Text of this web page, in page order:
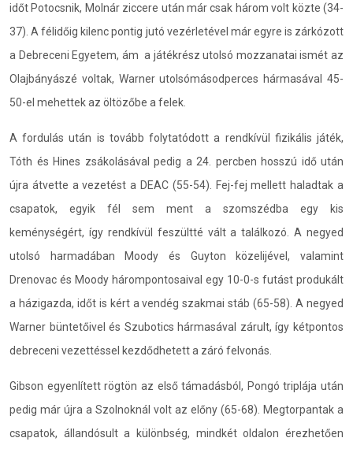
időt Potocsnik, Molnár ziccere után már csak három volt közte (34-
37). A félidőig kilenc pontig jutó vezérletével már egyre is zárkózott
a Debreceni Egyetem, ám a játékrész utolsó mozzanatai ismét az
Olajbányászé voltak, Warner utolsómásodperces hármasával 45-
50-el mehettek az öltözőbe a felek.
A fordulás után is tovább folytatódott a rendkívül fizikális játék,
Tóth és Hines zsákolásával pedig a 24. percben hosszú idő után
újra átvette a vezetést a DEAC (55-54). Fej-fej mellett haladtak a
csapatok, egyik fél sem ment a szomszédba egy kis
keménységért, így rendkívül feszültté vált a találkozó. A negyed
utolsó harmadában Moody és Guyton közelijével, valamint
Drenovac és Moody hárompontosaival egy 10-0-s futást produkált
a házigazda, időt is kért a vendég szakmai stáb (65-58). A negyed
Warner büntetőivel és Szubotics hármasával zárult, így kétpontos
debreceni vezettéssel kezdődhetett a záró felvonás.
Gibson egyenlített rögtön az első támadásból, Pongó triplája után
pedig már újra a Szolnoknál volt az előny (65-68). Megtorpantak a
csapatok, állandósult a különbség, mindkét oldalon érezhetően